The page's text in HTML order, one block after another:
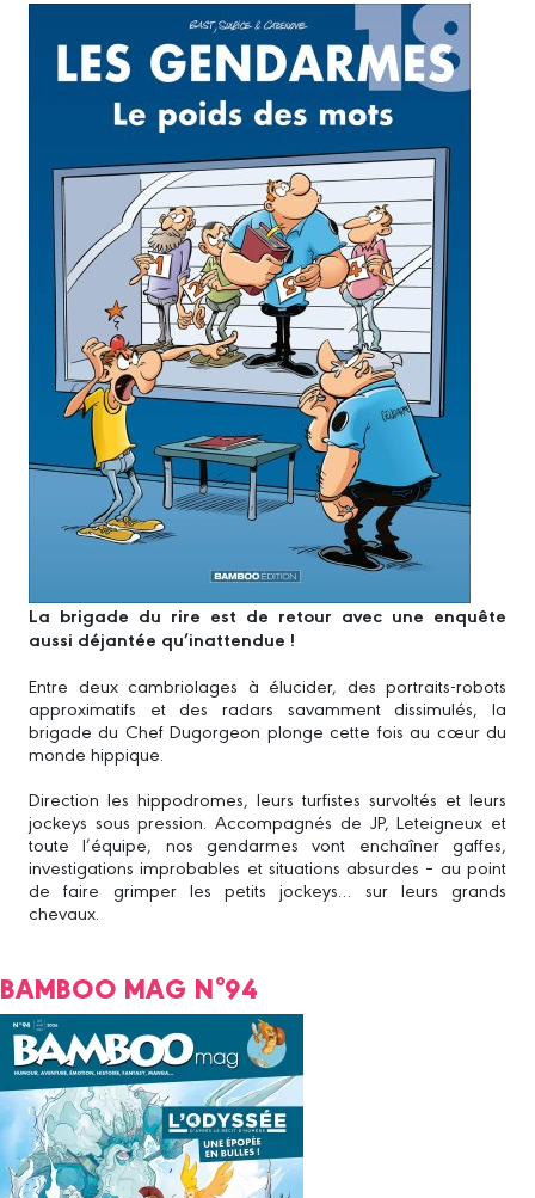
La brigade du rire est de retour avec une enquête
aussi déjantée qu’inattendue !
Entre deux cambriolages à élucider, des portraits-robots
approximatifs et des radars savamment dissimulés, la
brigade du Chef Dugorgeon plonge cette fois au cœur du
monde hippique.
Direction les hippodromes, leurs turfistes survoltés et leurs
jockeys sous pression. Accompagnés de JP, Leteigneux et
toute l’équipe, nos gendarmes vont enchaîner gaffes,
investigations improbables et situations absurdes – au point
de faire grimper les petits jockeys… sur leurs grands
chevaux.
BAMBOO MAG N°94